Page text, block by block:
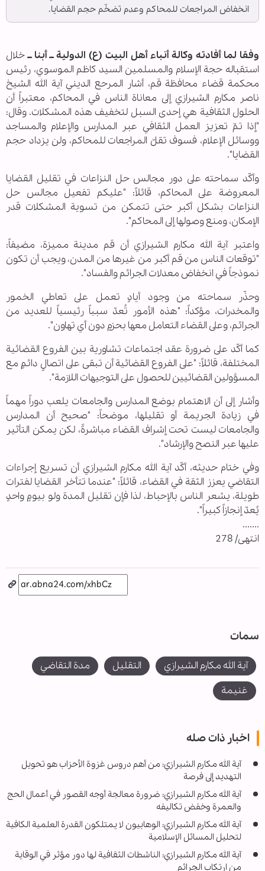
انخفاض المراجعات للمحاكم وعدم تضخّم حجم القضايا.
وفقا لما أفادته وكالة أنباء أهل البيت (ع) الدولية ــ أبنا ــخلال
استقباله حجة الإسلام والمسلمين السيد كاظم الموسوي، رئيس
محكمة قضاء محافظة قم، أشار المرحع الديني آية الله الشيخ
ناصر مكارم الشيرازي إلى معاناة الناس في المحاكم، معتبراً أن
الحلول الثقافية هي إحدى السبل لتخفيف هذه المشكلات. وقال:
"إذا تمّ تعزيز العمل الثقافي عبر المدارس والإعلام والمساجد
ووسائل الإعلام، فسوف تقلّ المراجعات للمحاكم، ولن يزداد حجم
القضايا".
وأكّد سماحته على دور مجالس حل النزاعات في تقليل القضايا
المعروضة على المحاكم، قائلاً: "عليكم تفعيل مجالس حل
النزاعات بشكل أكبر حتى تتمكن من تسوية المشكلات قدر
الإمكان، ومنع وصولها إلى المحاكم".
واعتبر آية الله مكارم الشيرازي أن قم مدينة مميزة، مضيفاً:
"توقعات الناس من قم أكبر من غيرها من المدن، ويجب أن تكون
نموذجاً في انخفاض معدلات الجرائم والفساد".
وحذّر سماحته من وجود أيادٍ تعمل على تعاطي الخمور
والمخدرات، مؤكداً: "هذه الأمور تُعدّ سبباً رئيسياً للعديد من
الجرائم، وعلى القضاء التعامل معها بحزمٍ دون أي تهاون".
كما أكّد على ضرورة عقد اجتماعات تشاورية بين الفروع القضائية
المختلفة، قائلاً: "على الفروع القضائية أن تبقى على اتصالٍ دائمٍ مع
المسؤولين القضائيين للحصول على التوجيهات اللازمة".
وأشار إلى أن الاهتمام بوضع المدارس والجامعات يلعب دوراً مهماً
في زيادة الجريمة أو تقليلها، موضحاً: "صحيح أن المدارس
والجامعات ليست تحت إشراف القضاء مباشرةً، لكن يمكن التأثير
عليها عبر النصح والإرشاد".
وفي ختام حديثه، أكّد آية الله مكارم الشيرازي أن تسريع إجراءات
التقاضي يعزز الثقة في القضاء، قائلاً: "عندما تتأخر القضايا لفترات
طويلة، يشعر الناس بالإحباط، لذا فإن تقليل المدة ولو بيومٍ واحدٍ
يُعدّ إنجازاً كبيراً".
.......
انتهى/ 278
سمات
آية الله مكارم الشيرازي التقليل
مدة التقاضي
غنيمة
اخبار ذات صله
آية الله مكارم الشيرازي: من أهم دروس غزوة الأحزاب هو تحويل
التهديد إلى فرصة
آية الله مكارم الشيرازي: ضرورة معالجة أوجه القصور في أعمال الحج
والعمرة وخفض تكاليفه
آية الله مكارم الشيرازي: الوهابيون لا يمتلكون القدرة العلمية الكافية
لتحليل المسائل الإسلامية
آية الله مكارم الشيرازي: الناشطات الثقافية لها دور مؤثر في الوقاية
من ارتكاب الجرائم